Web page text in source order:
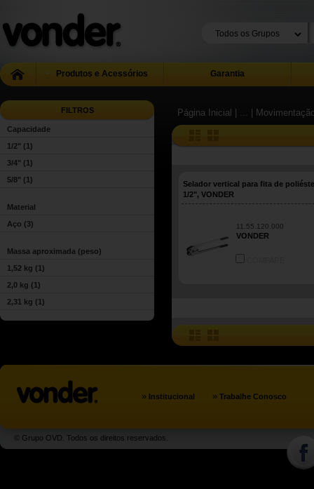
Produtos e Acessórios Garantia
FILTROS
Capacidade
1/2" (1)
3/4" (1)
5/8" (1)
Material
Aço (3)
Massa aproximada (peso)
1,52 kg (1)
2,0 kg (1)
2,31 kg (1)
Página Inicial | ... |
Selador vertical para fita de
1/2", VONDER
11.55.120.000
VONDER
» Institucional » Trabalhe Conosco
© Grupo OVD. Todos os direitos reservados.